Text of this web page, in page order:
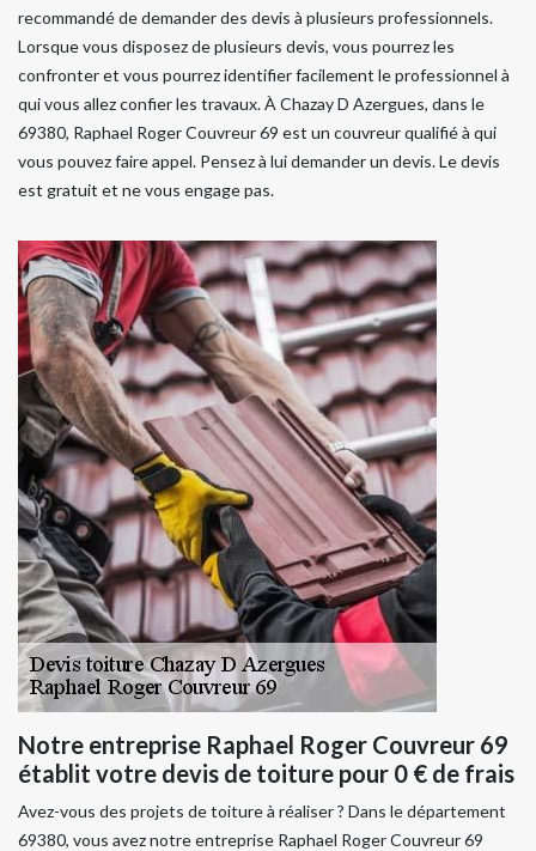
recommandé de demander des devis à plusieurs professionnels.
Lorsque vous disposez de plusieurs devis, vous pourrez les
confronter et vous pourrez identifier facilement le professionnel à
qui vous allez confier les travaux. À Chazay D Azergues, dans le
69380, Raphael Roger Couvreur 69 est un couvreur qualifié à qui
vous pouvez faire appel. Pensez à lui demander un devis. Le devis
est gratuit et ne vous engage pas.
Notre entreprise Raphael Roger Couvreur 69
établit votre devis de toiture pour 0 € de frais
Avez-vous des projets de toiture à réaliser ? Dans le département
69380, vous avez notre entreprise Raphael Roger Couvreur 69